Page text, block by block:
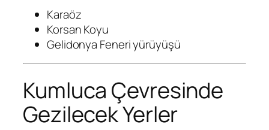
Karaöz
Korsan Koyu
Gelidonya Feneri yürüyüşü
Kumluca Çevresinde
Gezilecek Yerler